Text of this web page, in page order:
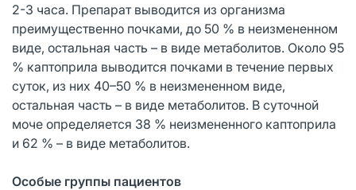
2-3 часа. Препарат выводится из организма
преимущественно почками, до 50 % в неизмененном
виде, остальная часть – в виде метаболитов. Около 95
% каптоприла выводится почками в течение первых
суток, из них 40–50 % в неизмененном виде,
остальная часть – в виде метаболитов. В суточной
моче определяется 38 % неизмененного каптоприла
и 62 % – в виде метаболитов.
Особые группы пациентов